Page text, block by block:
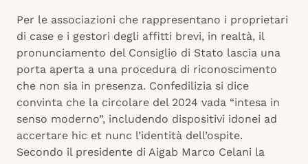
Per le associazioni che rappresentano i proprietari
di case e i gestori degli affitti brevi, in realtà, il
pronunciamento del Consiglio di Stato lascia una
porta aperta a una procedura di riconoscimento
che non sia in presenza. Confedilizia si dice
convinta che la circolare del 2024 vada “intesa in
senso moderno”, includendo dispositivi idonei ad
accertare hic et nunc l’identità dell’ospite.
Secondo il presidente di Aigab Marco Celani la